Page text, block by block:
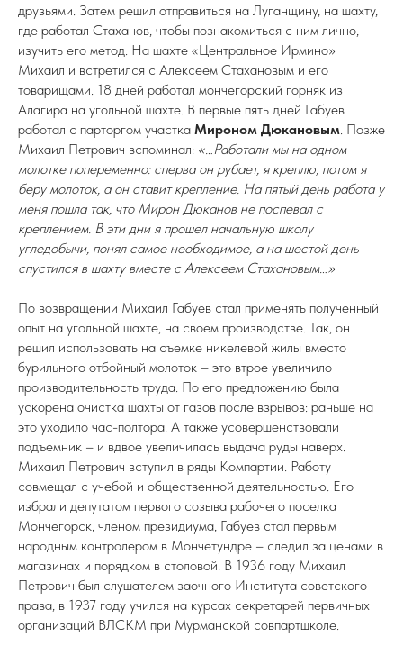
друзьями. Затем решил отправиться на Луганщину, на шахту,
где работал Стаханов, чтобы познакомиться с ним лично,
изучить его метод. На шахте «Центральное Ирмино»
Михаил и встретился с Алексеем Стахановым и его
товарищами. 18 дней работал мончегорский горняк из
Алагира на угольной шахте. В первые пять дней Габуев
работал с парторгом участка Мироном Дюкановым. Позже
Михаил Петрович вспоминал: «…Работали мы на одном
молотке попеременно: сперва он рубает, я креплю, потом я
беру молоток, а он ставит крепление. На пятый день работа у
меня пошла так, что Мирон Дюканов не поспевал с
креплением. В эти дни я прошел начальную школу
угледобычи, понял самое необходимое, а на шестой день
спустился в шахту вместе с Алексеем Стахановым…»
По возвращении Михаил Габуев стал применять полученный
опыт на угольной шахте, на своем производстве. Так, он
решил использовать на съемке никелевой жилы вместо
бурильного отбойный молоток – это втрое увеличило
производительность труда. По его предложению была
ускорена очистка шахты от газов после взрывов: раньше на
это уходило час-полтора. А также усовершенствовали
подъемник – и вдвое увеличилась выдача руды наверх.
Михаил Петрович вступил в ряды Компартии. Работу
совмещал с учебой и общественной деятельностью. Его
избрали депутатом первого созыва рабочего поселка
Мончегорск, членом президиума, Габуев стал первым
народным контролером в Мончетундре – следил за ценами в
магазинах и порядком в столовой. В 1936 году Михаил
Петрович был слушателем заочного Института советского
права, в 1937 году учился на курсах секретарей первичных
организаций ВЛСКМ при Мурманской совпартшколе.